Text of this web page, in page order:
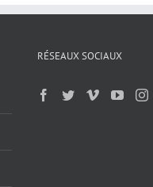
RÉSEAUX SOCIAUX